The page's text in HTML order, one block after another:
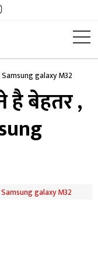
Samsung galaxy M32
है बेहतर ,